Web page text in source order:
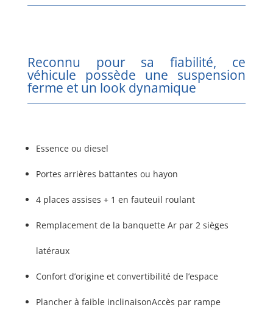
Reconnu pour sa fiabilité, ce
véhicule possède une suspension
ferme et un look dynamique
Essence ou diesel
Portes arrières battantes ou hayon
4 places assises + 1 en fauteuil roulant
Remplacement de la banquette Ar par 2 sièges
latéraux
Confort d’origine et convertibilité de l’espace
Plancher à faible inclinaisonAccès par rampe